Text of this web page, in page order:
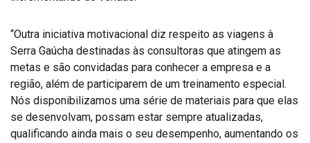
“Outra iniciativa motivacional diz respeito as viagens à
Serra Gaúcha destinadas às consultoras que atingem as
metas e são convidadas para conhecer a empresa e a
região, além de participarem de um treinamento especial.
Nós disponibilizamos uma série de materiais para que elas
se desenvolvam, possam estar sempre atualizadas,
qualificando ainda mais o seu desempenho, aumentando os